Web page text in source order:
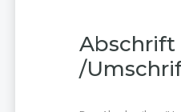
Abschrift
/